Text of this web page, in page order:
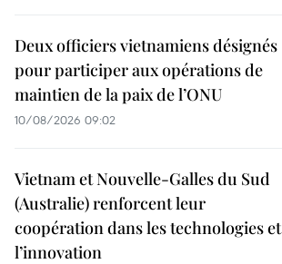
Deux officiers vietnamiens désignés
pour participer aux opérations de
maintien de la paix de l’ONU
10/08/2026 09:02
Vietnam et Nouvelle-Galles du Sud
(Australie) renforcent leur
coopération dans les technologies et
l’innovation